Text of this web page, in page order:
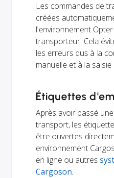
Les commandes de
créées
l'environnement
transporteur. Cela
les erreurs dus à la
manuelle et à la
Étiquettes
Après avoir passé
transport, les
être ouvertes
environnement
en ligne ou autres
Cargoson.